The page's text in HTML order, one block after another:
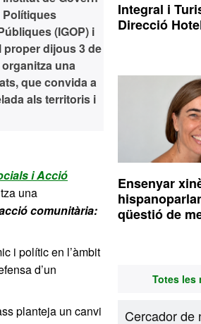
Polítiques
(IGOP) i
properdijous 3 de
organitza una
que convida a
als territoris i
i Acció
una
comunitària:
i polític en l’àmbit
d’un
planteja un canvi
Integral i
Direcció
Ensenyar
qüestió de
Totes les
Cercador de